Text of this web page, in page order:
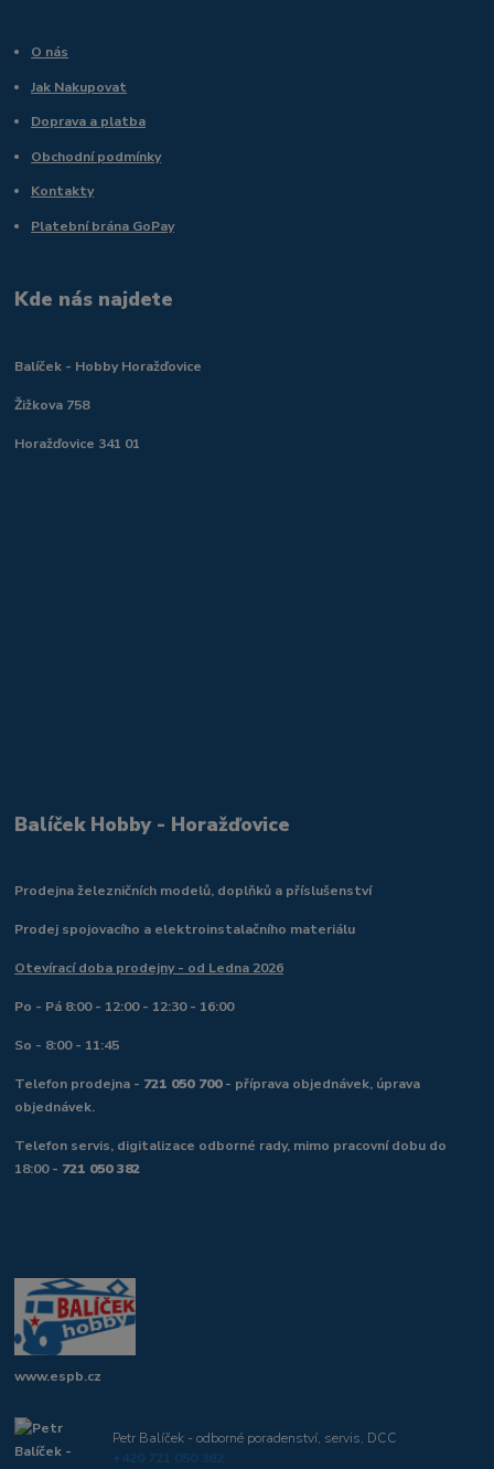
O nás
Jak Nakupovat
Doprava a platba
Obchodní podmínky
Kontakty
Platební brána GoPay
Kde nás najdete
Balíček - Hobby Horažďovice
Žižkova 758
Horažďovice 341 01
Balíček Hobby - Horažďovice
Prodejna železničních modelů, doplňků a příslušenství
Prodej spojovacího a elektroinstalačního materiálu
Otevírací doba prodejny - od Ledna 2026
Po - Pá 8:00 - 12:00 - 12:30 - 16:00
So - 8:00 - 11:45
Telefon prodejna - 721 050 700- příprava objednávek, úprava
objednávek.
Telefon servis, digitalizace odborné rady, mimo pracovní dobu do
18:00 - 721 050 382
www.espb.cz
Petr Balíček - odborné poradenství, servis, DCC
+420 721 050 382